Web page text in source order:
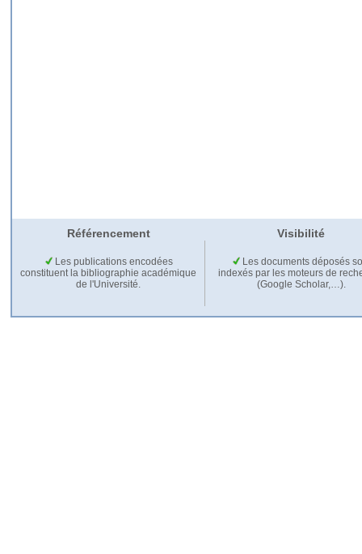
Référencement Visibilité
Les publications encodées
constituent la bibliographie académique
de l'Université.
Les documents déposés
indexés par les moteurs de
(Google Scholar,…).